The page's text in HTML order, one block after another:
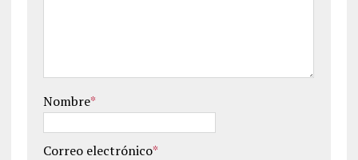
Nombre*
Correo electrónico*